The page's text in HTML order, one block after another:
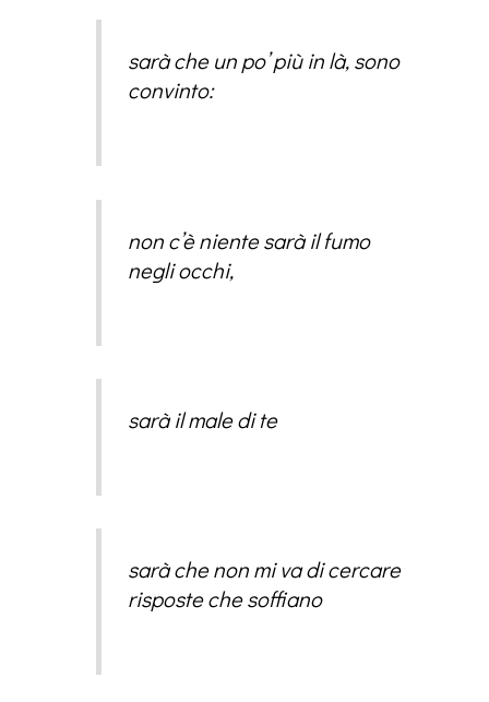
sarà che un po’ più in là, sono
convinto:
non c’è niente sarà il fumo
negli occhi,
sarà il male di te
sarà che non mi va di cercare
risposte che soffiano